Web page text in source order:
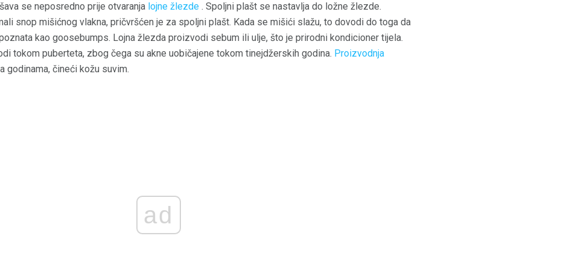
se neposredno prije otvaranja lojne žlezde . Spoljni plašt se nastavlja do ložne žlezde.
snop mišićnog vlakna, pričvršćen je za spoljni plašt. Kada se mišići slažu, to dovodi do toga da
kao goosebumps. Lojna žlezda proizvodi sebum ili ulje, što je prirodni kondicioner tijela.
tokom puberteta, zbog čega su akne uobičajene tokom tinejdžerskih godina. Proizvodnja
godinama, čineći kožu suvim.
ad